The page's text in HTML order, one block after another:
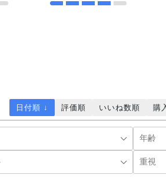
日付順 ↓ 評価順 いいね数順 購